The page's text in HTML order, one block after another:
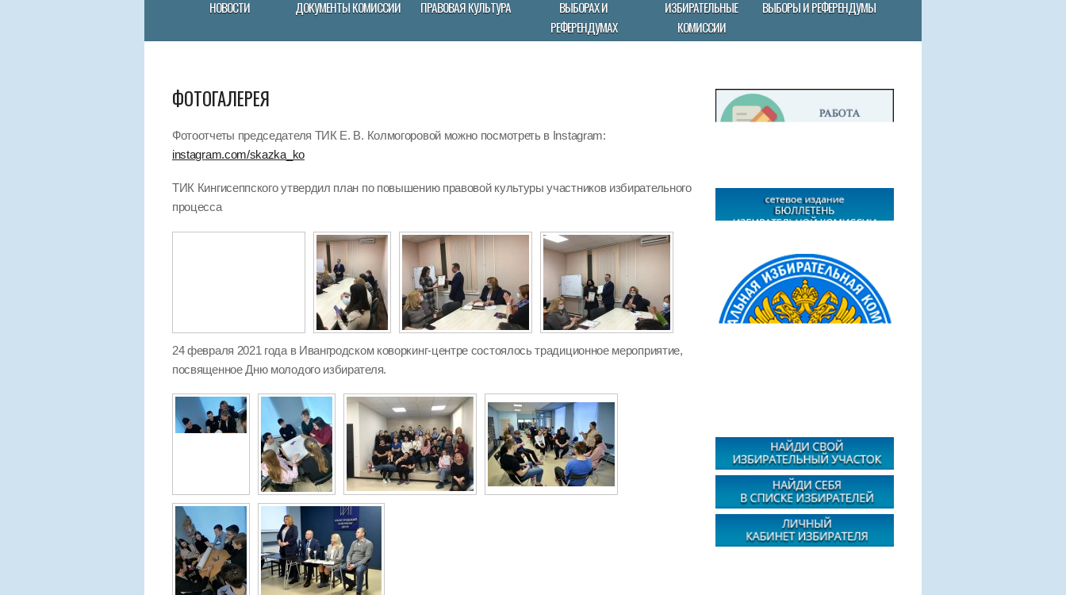
НОВОСТИ ДОКУМЕНТЫ КОМИССИИ ПРАВОВАЯ КУЛЬТУРА
ВЫБОРАХ И
РЕФЕРЕНДУМАХ
ИЗБИРАТЕЛЬНЫЕ
КОМИССИИ
ВЫБОРЫ И РЕФЕРЕНДУМЫ
ФОТОГАЛЕРЕЯ
Фотоотчеты председателя ТИК Е. В. Колмогоровой можно посмотреть в Instagram:
instagram.com/skazka_ko
ТИК Кингисеппского утвердил план по повышению правовой культуры участников избирательного
процесса
24 февраля 2021 года в Ивангродском коворкинг-центре состоялось традиционное мероприятие,
посвященное Дню молодого избирателя.